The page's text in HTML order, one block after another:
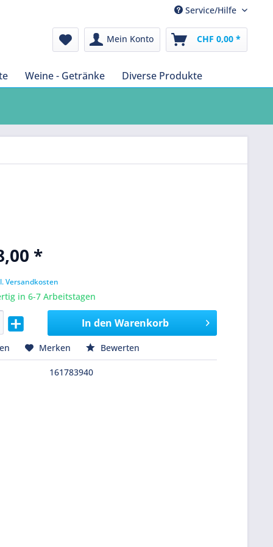
Service/Hilfe
Mein Konto CHF 0,00 *
Weine - Getränke Diverse Produkte
*
Versandkosten
in 6-7 Arbeitstagen
In den Warenkorb
Merken Bewerten
161783940